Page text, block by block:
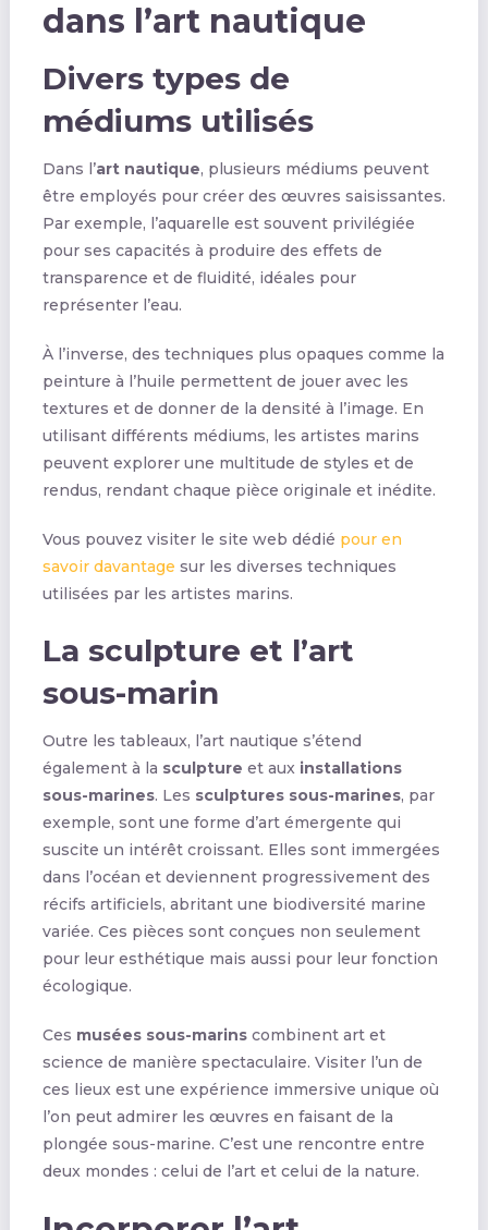
dans l’art nautique
Divers types de
médiums utilisés
Dans l’art nautique, plusieurs médiums peuvent
être employés pour créer des œuvres saisissantes.
Par exemple, l’aquarelle est souvent privilégiée
pour ses capacités à produire des effets de
transparence et de fluidité, idéales pour
représenter l’eau.
À l’inverse, des techniques plus opaques comme la
peinture à l’huile permettent de jouer avec les
textures et de donner de la densité à l’image. En
utilisant différents médiums, les artistes marins
peuvent explorer une multitude de styles et de
rendus, rendant chaque pièce originale et inédite.
Vous pouvez visiter le site web dédié pour en
savoir davantage sur les diverses techniques
utilisées par les artistes marins.
La sculpture et l’art
sous-marin
Outre les tableaux, l’art nautique s’étend
également à la sculpture et aux installations
sous-marines. Les sculptures sous-marines, par
exemple, sont une forme d’art émergente qui
suscite un intérêt croissant. Elles sont immergées
dans l’océan et deviennent progressivement des
récifs artificiels, abritant une biodiversité marine
variée. Ces pièces sont conçues non seulement
pour leur esthétique mais aussi pour leur fonction
écologique.
Ces musées sous-marinscombinent art et
science de manière spectaculaire. Visiter l’un de
ces lieux est une expérience immersive unique où
l’on peut admirer les œuvres en faisant de la
plongée sous-marine. C’est une rencontre entre
deux mondes : celui de l’art et celui de la nature.